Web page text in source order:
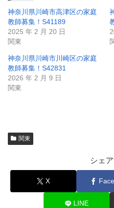
神奈川県川崎市高津区の家庭
教師募集！S41189
2025 年 2 月 20 日
関東
神奈川県川崎市川崎区の家庭
教師募集！S42831
2026 年 2 月 9 日
関東
関東
シェ
X
LINE